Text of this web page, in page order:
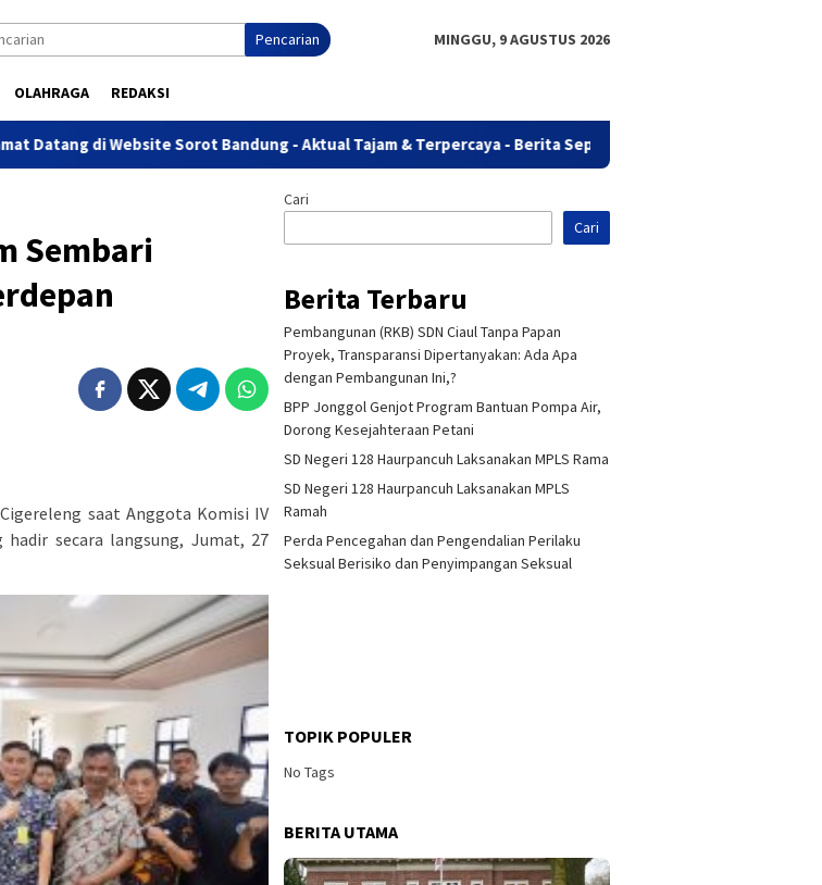
Pencarian MINGGU, 9 AGUSTUS 2026
OLAHRAGA REDAKSI
Datang di Website Sorot Bandung - Aktual Tajam & Terpercaya - Berita Seputar Bandung.
Sembari
saat Anggota Komisi IV
hadir secara langsung, Jumat, 27
Cari
Cari
Berita Terbaru
Pembangunan (RKB) SDN Ciaul Tanpa Papan
Proyek, Transparansi Dipertanyakan: Ada Apa
dengan Pembangunan Ini,?
BPP Jonggol Genjot Program Bantuan Pompa Air,
Dorong Kesejahteraan Petani
SD Negeri 128 Haurpancuh Laksanakan MPLS Rama
SD Negeri 128 Haurpancuh Laksanakan MPLS
Ramah
Perda Pencegahan dan Pengendalian Perilaku
Seksual Berisiko dan Penyimpangan Seksual
TOPIK POPULER
No Tags
BERITA UTAMA